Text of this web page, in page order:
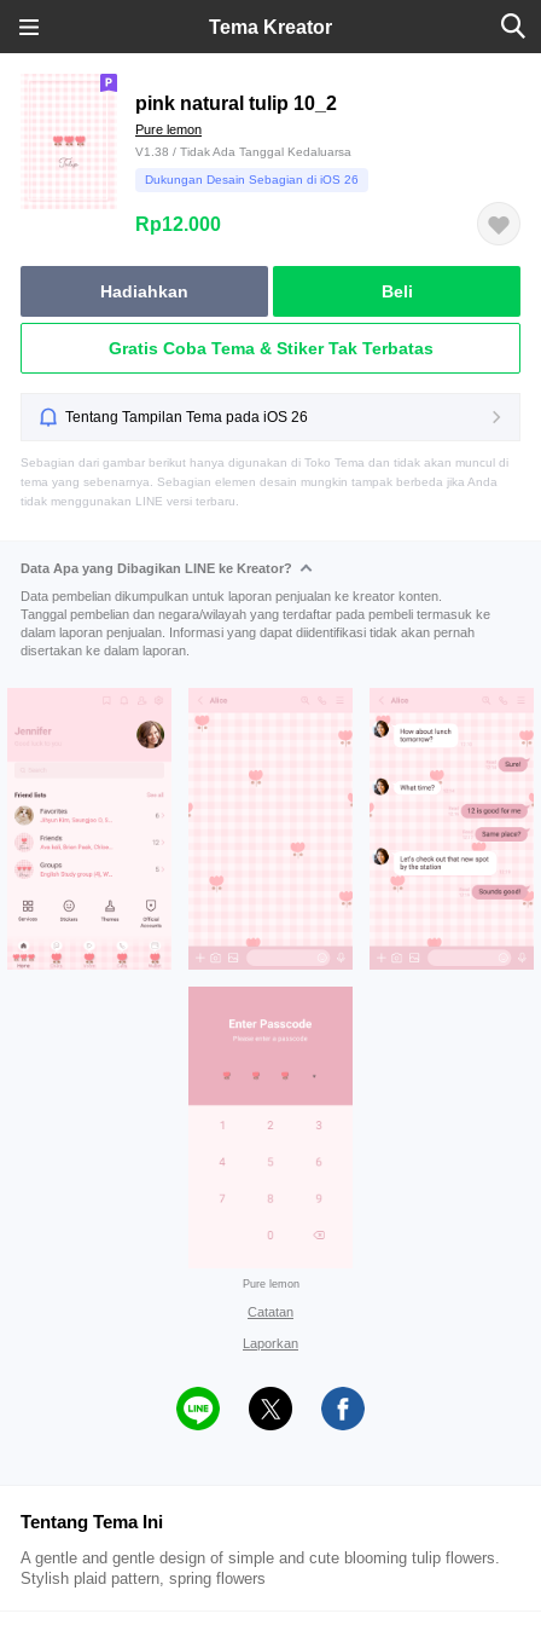
Tema Kreator
pink natural tulip 10_2
Pure lemon
V1.38 / Tidak Ada Tanggal Kedaluarsa
Dukungan Desain Sebagian di iOS 26
Rp12.000
Hadiahkan Beli
Gratis Coba Tema & Stiker Tak Terbatas
Tentang Tampilan Tema pada iOS 26
Sebagian dari gambar berikut hanya digunakan di Toko Tema dan tidak akan muncul di
tema yang sebenarnya. Sebagian elemen desain mungkin tampak berbeda jika Anda
tidak menggunakan LINE versi terbaru.
Data Apa yang Dibagikan LINE ke Kreator?
Data pembelian dikumpulkan untuk laporan penjualan ke kreator konten.
Tanggal pembelian dan negara/wilayah yang terdaftar pada pembeli termasuk ke
dalam laporan penjualan. Informasi yang dapat diidentifikasi tidak akan pernah
disertakan ke dalam laporan.
Pure lemon
Catatan
Laporkan
Tentang Tema Ini
A gentle and gentle design of simple and cute blooming tulip flowers.
Stylish plaid pattern, spring flowers